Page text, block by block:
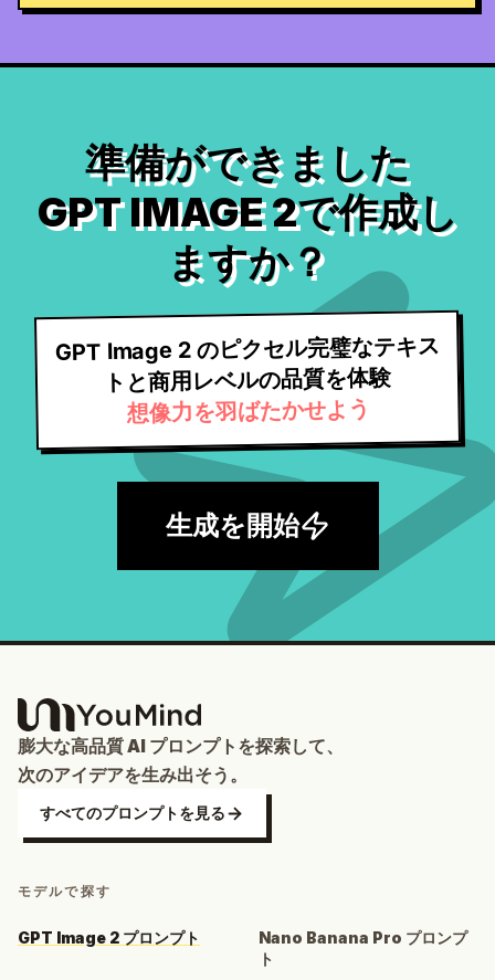
準備ができました
GPT IMAGE 2で作成し
ますか？
GPT Image 2 のピクセル完璧なテキス
トと商用レベルの品質を体験
想像力を羽ばたかせよう
生成を開始
膨大な高品質 AI プロンプトを探索して、
次のアイデアを生み出そう。
すべてのプロンプトを見る
モデルで探す
GPT Image 2 プロンプト
Nano Banana Pro プロンプ
ト